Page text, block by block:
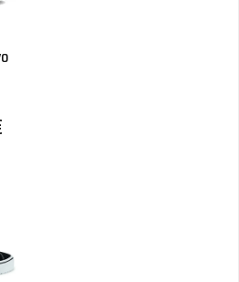
Hintaluokka: 175,00€ - 258,99€